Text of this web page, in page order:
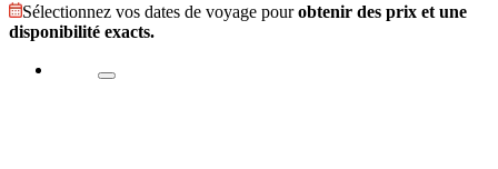
Sélectionnez vos dates de voyage pourobtenir des prix et une
disponibilité exacts.